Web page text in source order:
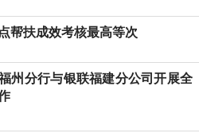
帮扶成效考核最高等次
州分行与银联福建分公司开展全